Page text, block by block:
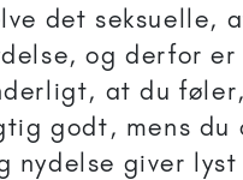
det seksuelle,
og derfor er
at du
godt, mens du
nydelse giver